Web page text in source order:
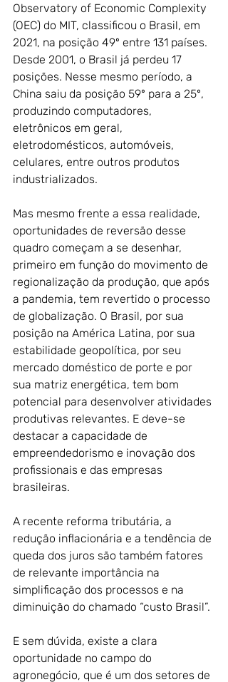
Observatory of Economic Complexity
(OEC) do MIT, classificou o Brasil, em
2021, na posição 49º entre 131 países.
Desde 2001, o Brasil já perdeu 17
posições. Nesse mesmo período, a
China saiu da posição 59º para a 25º,
produzindo computadores,
eletrônicos em geral,
eletrodomésticos, automóveis,
celulares, entre outros produtos
industrializados.
Mas mesmo frente a essa realidade,
oportunidades de reversão desse
quadro começam a se desenhar,
primeiro em função do movimento de
regionalização da produção, que após
a pandemia, tem revertido o processo
de globalização. O Brasil, por sua
posição na América Latina, por sua
estabilidade geopolítica, por seu
mercado doméstico de porte e por
sua matriz energética, tem bom
potencial para desenvolver atividades
produtivas relevantes. E deve-se
destacar a capacidade de
empreendedorismo e inovação dos
profissionais e das empresas
brasileiras.
A recente reforma tributária, a
redução inflacionária e a tendência de
queda dos juros são também fatores
de relevante importância na
simplificação dos processos e na
diminuição do chamado “custo Brasil”.
E sem dúvida, existe a clara
oportunidade no campo do
agronegócio, que é um dos setores de